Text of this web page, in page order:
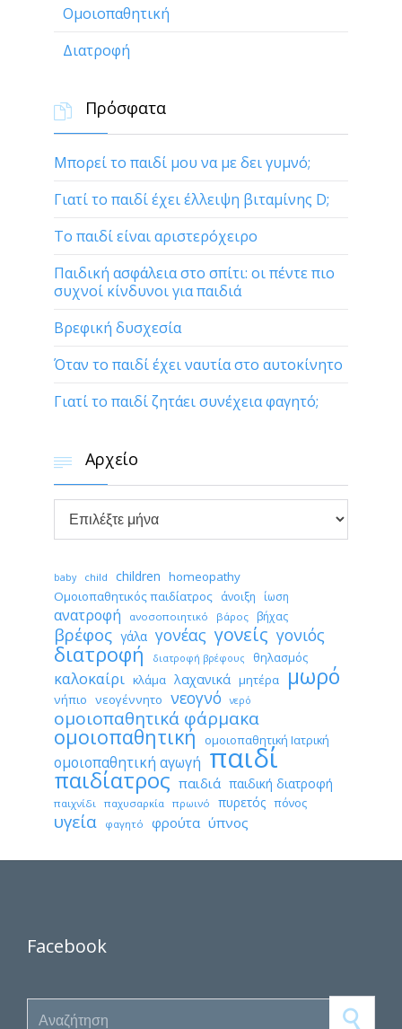
Ομοιοπαθητική
Διατροφή
 Πρόσφατα
Μπορεί το παιδί μου να με δει γυμνό;
Γιατί το παιδί έχει έλλειψη βιταμίνης D;
Το παιδί είναι αριστερόχειρο
Παιδική ασφάλεια στο σπίτι: οι πέντε πιο
συχνοί κίνδυνοι για παιδιά
Βρεφική δυσχεσία
Όταν το παιδί έχει ναυτία στο αυτοκίνητο
Γιατί το παιδί ζητάει συνέχεια φαγητό;
 Αρχείο
Αρχείο
baby child children homeopathy
Ομοιοπαθητικός παιδίατρος άνοιξη ίωση
ανατροφή ανοσοποιητικό βάρος βήχας
βρέφος γάλα γονέας γονείς γονιός
διατροφή διατροφή βρέφους θηλασμός
καλοκαίρι κλάμα λαχανικά μητέρα μωρό
νήπιο νεογέννητο νεογνό νερό
ομοιοπαθητικά φάρμακα
ομοιοπαθητική ομοιοπαθητική Ιατρική
ομοιοπαθητική αγωγή παιδί
παιδίατρος παιδιά παιδική διατροφή
παιχνίδι παχυσαρκία πρωινό πυρετός πόνος
υγεία φαγητό φρούτα ύπνος
Facebook
Search for: